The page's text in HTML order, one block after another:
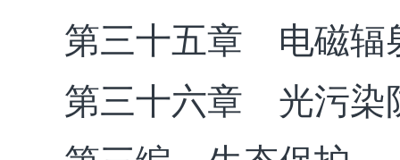
第三十五章 电磁辐
第三十六章 光污染